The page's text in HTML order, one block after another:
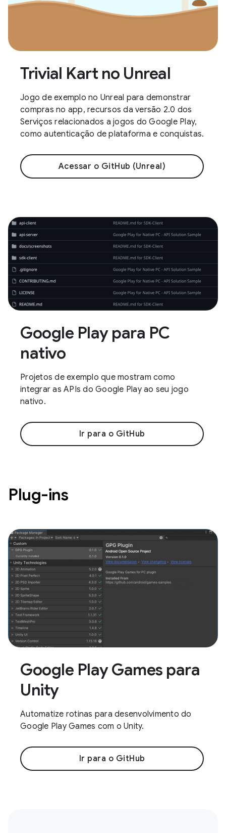
Trivial Kart no Unreal
Jogo de exemplo no Unreal para demonstrar
compras no app, recursos da versão 2.0 dos
Serviços relacionados a jogos do Google Play,
como autenticação de plataforma e conquistas.
Acessar o GitHub (Unreal)
Google Play para PC
nativo
Projetos de exemplo que mostram como
integrar as APIs do Google Play ao seu jogo
nativo.
Ir para o GitHub
Plug-ins
Google Play Games para
Unity
Automatize rotinas para desenvolvimento do
Google Play Games com o Unity.
Ir para o GitHub